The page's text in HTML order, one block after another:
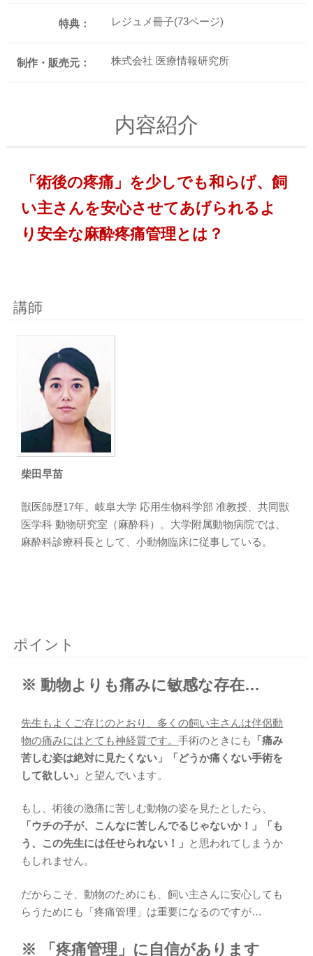
特典： レジュメ冊子(73ページ)
制作・販売元： 株式会社 医療情報研究所
内容紹介
「術後の疼痛」を少しでも和らげ、飼
い主さんを安心させてあげられるよ
り安全な麻酔疼痛管理とは？
講師
柴田早苗
獣医師歴17年。岐阜大学 応用生物科学部 准教授、共同獣
医学科 動物研究室（麻酔科）。大学附属動物病院では、
麻酔科診療科長として、小動物臨床に従事している。
ポイント
※ 動物よりも痛みに敏感な存在…
先生もよくご存じのとおり、多くの飼い主さんは伴侶動
物の痛みにはとても神経質です。手術のときにも
「痛み
苦しむ姿は絶対に見たくない」「どうか痛くない手術を
して欲しい」 と望んでいます。
もし、術後の激痛に苦しむ動物の姿を見たとしたら、
「ウチの子が、こんなに苦しんでるじゃないか！」「も
う、この先生には任せられない！」 と思われてしまうか
もしれません。
だからこそ、動物のためにも、飼い主さんに安心しても
らうためにも「疼痛管理」は重要になるのですが…
※ 「疼痛管理」に自信があります